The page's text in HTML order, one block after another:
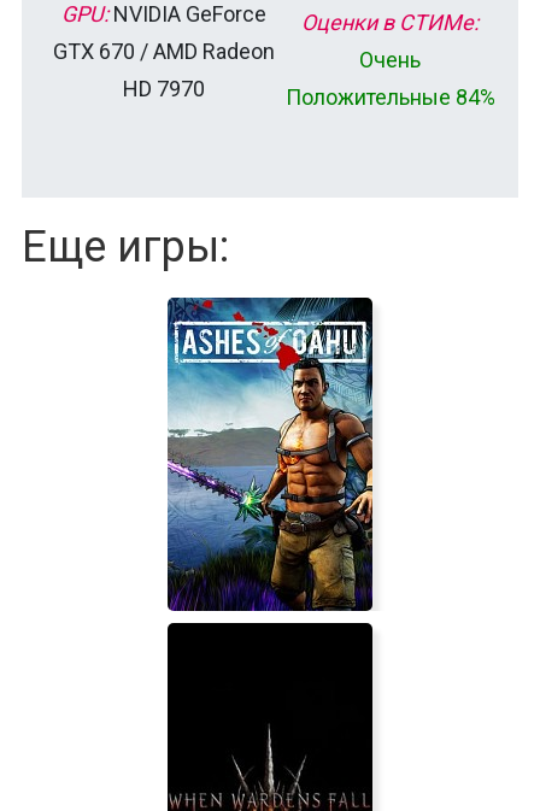
GPU:NVIDIA GeForce
GTX 670 / AMD Radeon
HD 7970
Оценки в СТИМе:
Очень
Положительные 84%
Еще игры: